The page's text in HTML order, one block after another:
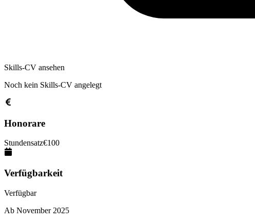
Skills-CV ansehen
Noch kein Skills-CV angelegt
Honorare
Stundensatz€100
Verfügbarkeit
Verfügbar
Ab November 2025